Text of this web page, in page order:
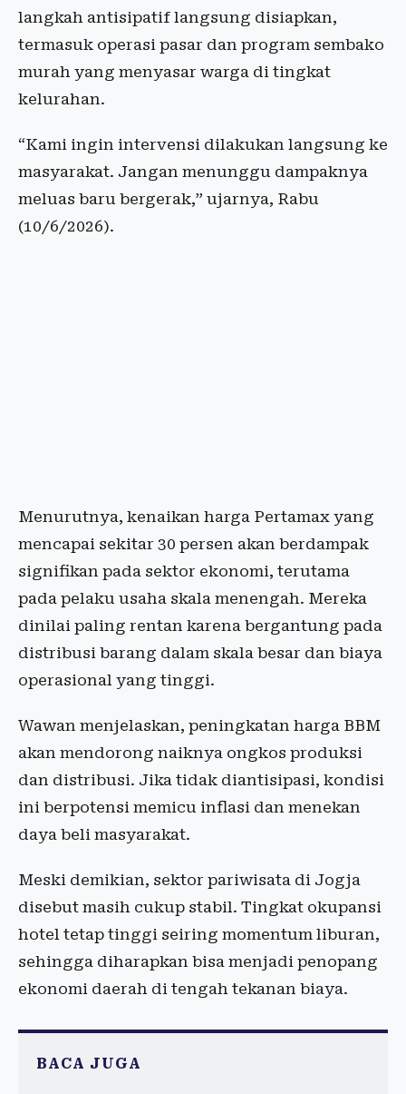
langkah antisipatif langsung disiapkan,
termasuk operasi pasar dan program sembako
murah yang menyasar warga di tingkat
kelurahan.
“Kami ingin intervensi dilakukan langsung ke
masyarakat. Jangan menunggu dampaknya
meluas baru bergerak,” ujarnya, Rabu
(10/6/2026).
Menurutnya, kenaikan harga Pertamax yang
mencapai sekitar 30 persen akan berdampak
signifikan pada sektor ekonomi, terutama
pada pelaku usaha skala menengah. Mereka
dinilai paling rentan karena bergantung pada
distribusi barang dalam skala besar dan biaya
operasional yang tinggi.
Wawan menjelaskan, peningkatan harga BBM
akan mendorong naiknya ongkos produksi
dan distribusi. Jika tidak diantisipasi, kondisi
ini berpotensi memicu inflasi dan menekan
daya beli masyarakat.
Meski demikian, sektor pariwisata di Jogja
disebut masih cukup stabil. Tingkat okupansi
hotel tetap tinggi seiring momentum liburan,
sehingga diharapkan bisa menjadi penopang
ekonomi daerah di tengah tekanan biaya.
BACA JUGA